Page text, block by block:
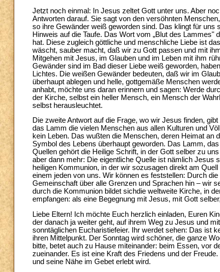
Jetzt noch einmal: In Jesus zeltet Gott unter uns. Aber
Antworten darauf. Sie sagt von den versöhnten
so ihre Gewänder weiß geworden sind. Das klingt für
Hinweis auf die Taufe. Das Wort vom „Blut des Lammes"
hat. Diese zugleich göttliche und menschliche Liebe ist
wäscht, sauber macht, daß wir zu Gott passen und mit
Mitgehen mit Jesus, im Glauben und im Leben mit ihm
Gewänder sind im Bad dieser Liebe weiß geworden,
Lichtes. Die weißen Gewänder bedeuten, daß wir im
überhaupt ablegen und helle, gottgemäße Menschen
anhabt, möchte uns daran erinnern und sagen: Werde
der Kirche, selbst ein heller Mensch, ein Mensch der
selbst herausleuchtet.
Die zweite Antwort auf die Frage, wo wir Jesus finden,
das Lamm die vielen Menschen aus allen Kulturen und
kein Leben. Das wußten die Menschen, deren Heimat
Symbol des Lebens überhaupt geworden. Das Lamm,
Quellen gehört die Heilige Schrift, in der Gott selber zu
aber dann mehr: Die eigentliche Quelle ist nämlich
heiligen Kommunion, in der wir sozusagen direkt am
einem jeden von uns. Wir können es feststellen: Durch
Gemeinschaft über alle Grenzen und Sprachen hin – wir
durch die Kommunion bildet sichdie weltweite Kirche, in
empfangen: als eine Begegnung mit Jesus, mit Gott
Liebe Eltern! Ich möchte Euch herzlich einladen, Euren
der danach ja weiter geht, auf ihrem Weg zu Jesus und
sonntäglichen Eucharistiefeier. Ihr werdet sehen: Das ist
ihren Mittelpunkt. Der Sonntag wird schöner, die ganze
bitte, betet auch zu Hause miteinander: beim Essen, vor
zueinander. Es ist eine Kraft des Friedens und der
und seine Nähe im Gebet erlebt wird.